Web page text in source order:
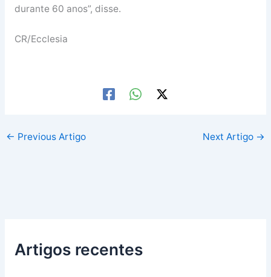
durante 60 anos”, disse.
CR/Ecclesia
← Previous Artigo Next Artigo →
Artigos recentes